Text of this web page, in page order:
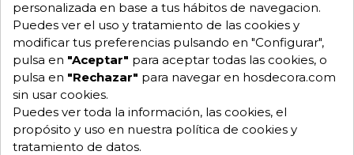
Descripción Detalles de producto
Arcon congelador de grandes
dimensiones 73-CH500T
Arcones para conservación de congelados con
puerta abatible opaca.
Acabado exterior en chapa blanca.
personalizada en base a tus hábitos de navegacion.
Puedes ver el uso y tratamiento de las cookies y
modificar tus preferencias pulsando en "Configurar",
pulsa en "Aceptar" para aceptar todas las cookies, o
pulsa en "Rechazar" para navegar en hosdecora.com
sin usar cookies.
Puedes ver toda la información, las cookies, el
propósito y uso en nuestra política de cookies y
tratamiento de datos.